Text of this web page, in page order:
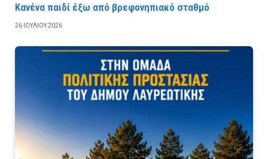
Κανένα παιδί έξω από βρεφονηπιακό σταθμό
26 ΙΟΥΛΊΟΥ 2026